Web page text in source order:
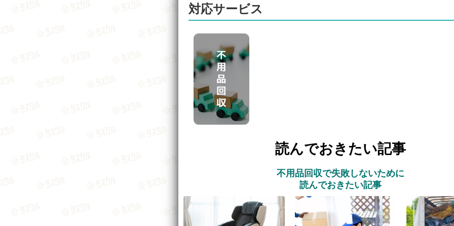
対応サービス
読んでおきたい記事
不用品回収で失敗しないために
読んでおきたい記事